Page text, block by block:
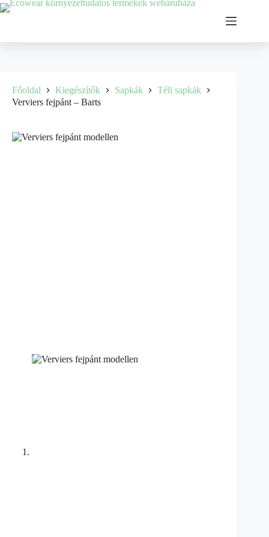
Főoldal Kiegészítők Sapkák
Téli sapkák
Verviers fejpánt – Barts